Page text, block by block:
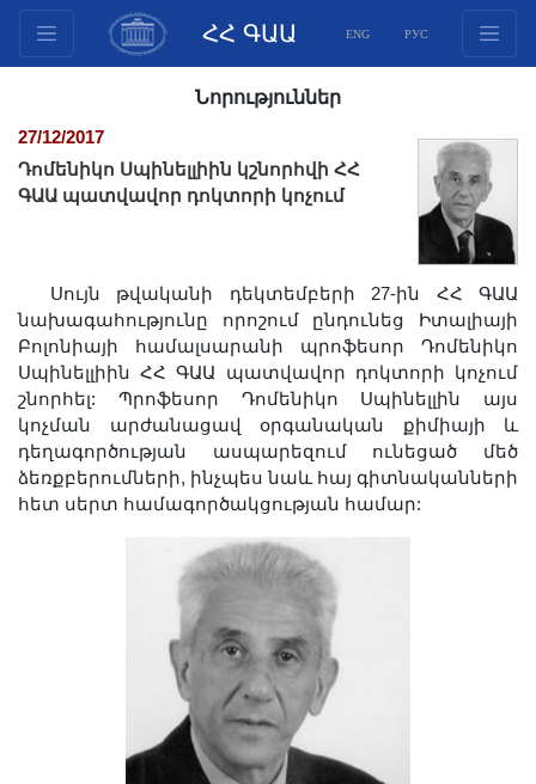
ՀՀ ԳԱԱ ENG РУС
Փաստաթղթեր
Հիմնադրամներ
Գիտաժողովներ
Մրցույթներ
Միջազգային
համագործակցություն
Երիտասարդական
ծրագրեր
Վեբ ռեսուրսներ
Այլ ակադեմիաներ
«Գիտություն» թերթ
«Գիտության աշխարհում»
Նորություններ
27/12/2017
Դոմենիկո Սպինելլիին կշնորհվի ՀՀ
ԳԱԱ պատվավոր դոկտորի կոչում
Սույն թվականի դեկտեմբերի 27-ին ՀՀ ԳԱԱ
նախագահությունը որոշում ընդունեց Իտալիայի
Բոլոնիայի համալսարանի պրոֆեսոր Դոմենիկո
Սպինելլիին ՀՀ ԳԱԱ պատվավոր դոկտորի կոչում
շնորհել: Պրոֆեսոր Դոմենիկո Սպինելլին այս
կոչման արժանացավ օրգանական քիմիայի և
դեղագործության ասպարեզում ունեցած մեծ
ձեռքբերումների, ինչպես նաև հայ գիտնականների
հետ սերտ համագործակցության համար: